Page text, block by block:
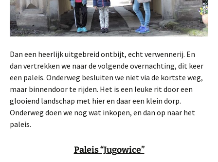
Dan een heerlijk uitgebreid ontbijt, echt verwennerij. En
dan vertrekken we naar de volgende overnachting, dit keer
een paleis. Onderweg besluiten we niet via de kortste weg,
maar binnendoor te rijden. Het is een leuke rit door een
glooiend landschap met hier en daar een klein dorp.
Onderweg doen we nog wat inkopen, en dan op naar het
paleis.
Paleis “Jugowice”